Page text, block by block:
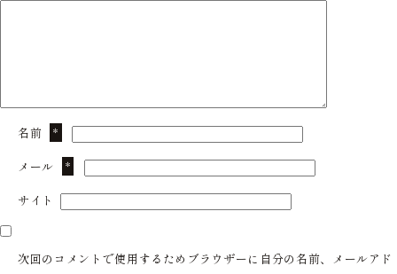
名前 *
メール *
サイト
次回のコメントで使用するためブラウザーに自分の名前、メールアド